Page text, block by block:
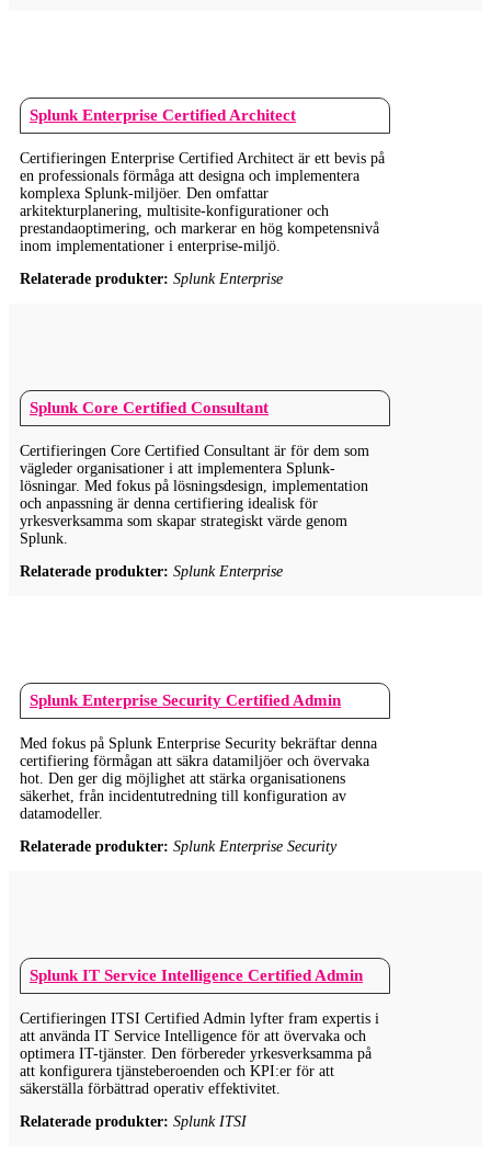
Splunk Enterprise Certified Architect
Certifieringen Enterprise Certified Architect är ett bevis på
en professionals förmåga att designa och implementera
komplexa Splunk-miljöer. Den omfattar
arkitekturplanering, multisite-konfigurationer och
prestandaoptimering, och markerar en hög kompetensnivå
inom implementationer i enterprise-miljö.
Relaterade produkter: Splunk Enterprise
Splunk Core Certified Consultant
Certifieringen Core Certified Consultant är för dem som
vägleder organisationer i att implementera Splunk-
lösningar. Med fokus på lösningsdesign, implementation
och anpassning är denna certifiering idealisk för
yrkesverksamma som skapar strategiskt värde genom
Splunk.
Relaterade produkter: Splunk Enterprise
Splunk Enterprise Security Certified Admin
Med fokus på Splunk Enterprise Security bekräftar denna
certifiering förmågan att säkra datamiljöer och övervaka
hot. Den ger dig möjlighet att stärka organisationens
säkerhet, från incidentutredning till konfiguration av
datamodeller.
Relaterade produkter: Splunk Enterprise Security
Splunk IT Service Intelligence Certified Admin
Certifieringen ITSI Certified Admin lyfter fram expertis i
att använda IT Service Intelligence för att övervaka och
optimera IT-tjänster. Den förbereder yrkesverksamma på
att konfigurera tjänsteberoenden och KPI:er för att
säkerställa förbättrad operativ effektivitet.
Relaterade produkter: Splunk ITSI